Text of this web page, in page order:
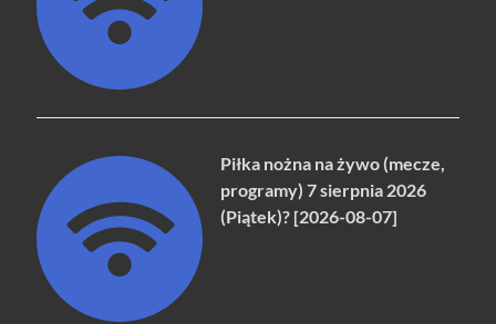
Piłka nożna na żywo (mecze,
programy) 7 sierpnia 2026
(Piątek)? [2026-08-07]